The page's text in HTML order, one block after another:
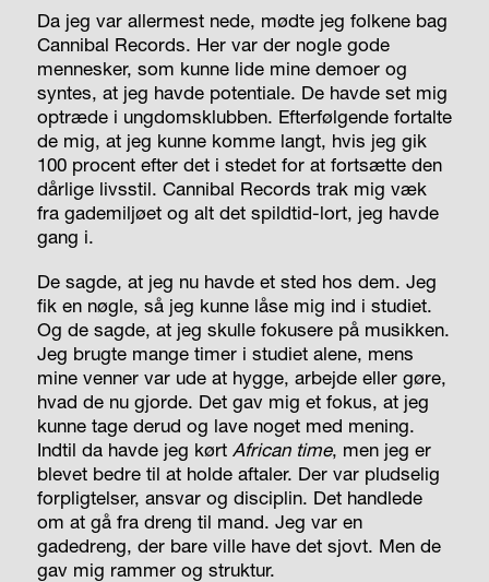
Da jeg var allermest nede, mødte jeg folkene bag
Cannibal Records. Her var der nogle gode
mennesker, som kunne lide mine demoer og
syntes, at jeg havde potentiale. De havde set mig
optræde i ungdomsklubben. Efterfølgende fortalte
de mig, at jeg kunne komme langt, hvis jeg gik
100 procent efter det i stedet for at fortsætte den
dårlige livsstil. Cannibal Records trak mig væk
fra gademiljøet og alt det spildtid-lort, jeg havde
gang i.
De sagde, at jeg nu havde et sted hos dem. Jeg
fik en nøgle, så jeg kunne låse mig ind i studiet.
Og de sagde, at jeg skulle fokusere på musikken.
Jeg brugte mange timer i studiet alene, mens
mine venner var ude at hygge, arbejde eller gøre,
hvad de nu gjorde. Det gav mig et fokus, at jeg
kunne tage derud og lave noget med mening.
Indtil da havde jeg kørt African time, men jeg er
blevet bedre til at holde aftaler. Der var pludselig
forpligtelser, ansvar og disciplin. Det handlede
om at gå fra dreng til mand. Jeg var en
gadedreng, der bare ville have det sjovt. Men de
gav mig rammer og struktur.